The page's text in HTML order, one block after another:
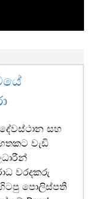
දේවස්ථාන සහ
වැඩි
වරදකරු
පොලිස්පති